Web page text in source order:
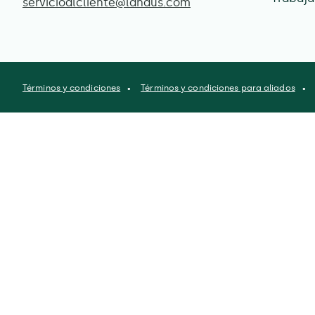
Términos y condiciones Términos y condiciones para aliados